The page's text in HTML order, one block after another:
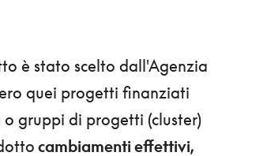
è stato scelto dall'Agenzia
quei progetti finanziati
o gruppi di progetti (cluster)
cambiamenti effettivi,